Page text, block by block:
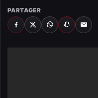
PARTAGER
FACEBOOK
X WHATSAPP
SNAPCHAT
EMAIL